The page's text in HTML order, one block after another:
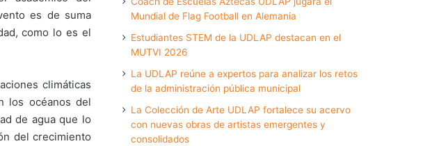
es de suma
como lo es el
climáticas
los océanos del
de agua que lo
del crecimiento
Mundial de Flag Football en Alemania
Estudiantes STEM de la UDLAP destacan en el
MUTVI 2026
La UDLAP reúne a expertos para analizar los retos
de la administración pública municipal
La Colección de Arte UDLAP fortalece su acervo
con nuevas obras de artistas emergentes y
consolidados